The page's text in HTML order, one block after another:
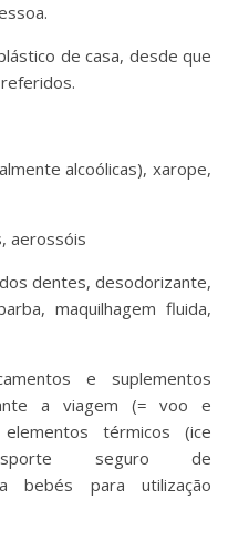
de casa, desde que
alcoólicas), xarope,
aerossóis
dentes, desodorizante,
maquilhagem fluida,
e suplementos
a viagem (= voo e
térmicos (ice
seguro de
bebés para utilização